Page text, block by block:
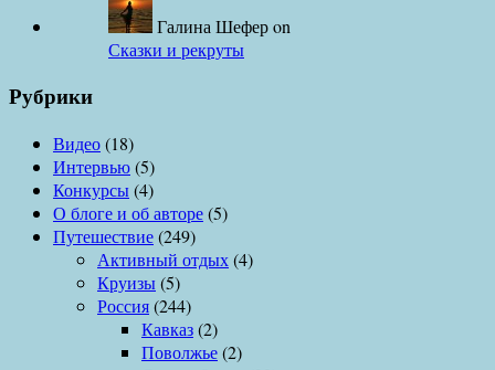
Галина Шеферon
Сказки и рекруты
Рубрики
Видео(18)
Интервью(5)
Конкурсы(4)
О блоге и об авторе(5)
Путешествие(249)
Активный отдых(4)
Круизы(5)
Россия(244)
Кавказ(2)
Поволжье(2)